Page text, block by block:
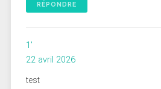
RÉPONDRE
1'
22 avril 2026
test